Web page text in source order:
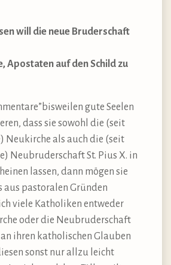
will die neue Bruderschaft
Apostaten auf den Schild zu
gute Seelen
dass sie sowohl die (seit
Neukirche als auch die (seit
Neubruderschaft St. Pius X. in
lassen, dann mögen sie
aus pastoralen Gründen
viele Katholiken entweder
oder die Neubruderschaft
ihren katholischen Glauben
sonst nur allzu leicht